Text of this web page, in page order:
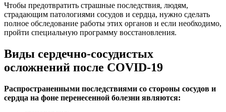
Чтобы предотвратить страшные последствия, людям,
страдающим патологиями сосудов и сердца, нужно сделать
полное обследование работы этих органов и если необходимо,
пройти специальную программу восстановления.
Виды сердечно-сосудистых
осложнений после COVID-19
Распространенными последствиями со стороны сосудов и
сердца на фоне перенесенной болезни являются: